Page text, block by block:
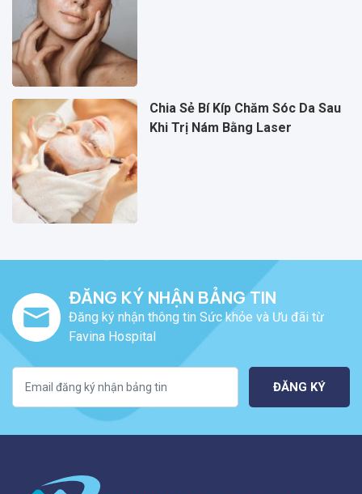
Chia Sẻ Bí Kíp Chăm Sóc Da Sau
Khi Trị Nám Bằng Laser
ĐĂNG KÝ NHẬN BẢNG TIN
Đăng ký nhận thông tin Sức khỏe và Ưu đãi từ
Favina Hospital
ĐĂNG KÝ